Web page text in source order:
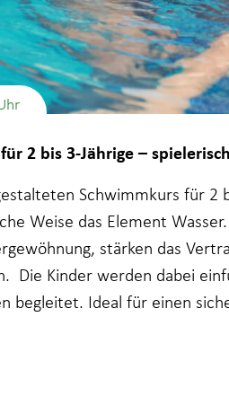
2 bis 3-Jährige –
Schwimmkurs für 2
Weise das Element
stärken das
Die Kinder werden dabei
begleitet. Ideal für einen